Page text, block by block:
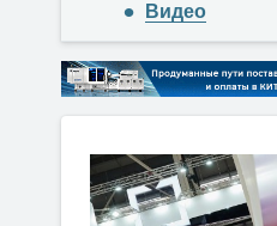
Видео